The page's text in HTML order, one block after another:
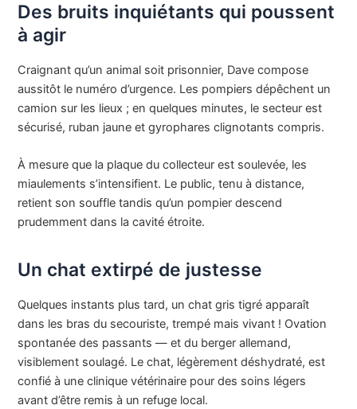
Des bruits inquiétants qui poussent
à agir
Craignant qu’un animal soit prisonnier, Dave compose
aussitôt le numéro d’urgence. Les pompiers dépêchent un
camion sur les lieux ; en quelques minutes, le secteur est
sécurisé, ruban jaune et gyrophares clignotants compris.
À mesure que la plaque du collecteur est soulevée, les
miaulements s’intensifient. Le public, tenu à distance,
retient son souffle tandis qu’un pompier descend
prudemment dans la cavité étroite.
Un chat extirpé de justesse
Quelques instants plus tard, un chat gris tigré apparaît
dans les bras du secouriste, trempé mais vivant ! Ovation
spontanée des passants — et du berger allemand,
visiblement soulagé. Le chat, légèrement déshydraté, est
confié à une clinique vétérinaire pour des soins légers
avant d’être remis à un refuge local.